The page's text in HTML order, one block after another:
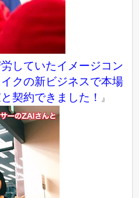
していたイメージコン
クの新ビジネスで本場
契約できました！
』